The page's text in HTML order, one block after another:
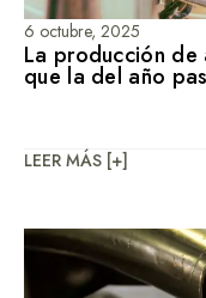
6 octubre, 2025
La producción
que la del año
LEER MÁS [+]